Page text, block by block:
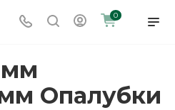
0
мм
Опалубки